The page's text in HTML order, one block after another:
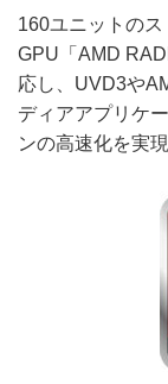
160ユニットの
GPU「AMD
応し、UVD3や
ディアアプリケ
ンの高速化を実